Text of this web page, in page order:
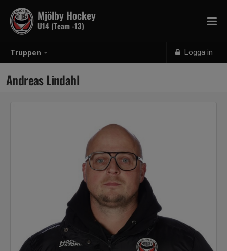
Truppen Logga in
Mjölby Hockey
U14 (Team -13)
Andreas Lindahl